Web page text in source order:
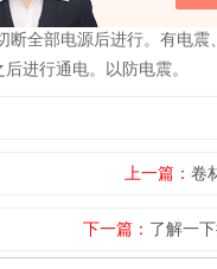
上的配线。如有条件的话,请
全部电源后进行。有电震
进行通电。以防电震。
上一篇： 卷
下一篇： 了解一